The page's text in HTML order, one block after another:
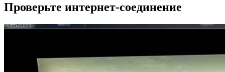
Проверьте интернет-соединение